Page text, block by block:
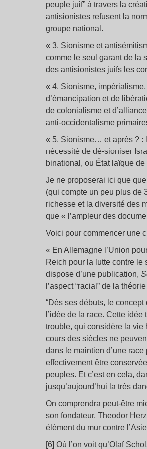
peuple juif” à travers la
antisionistes refusent la
groupe national.
« 3. Sionisme et
comme le seul garant de la
des antisionistes juifs les
« 4. Sionisme,
d’émancipation et de
de colonialisme et
anti-occidentalisme
« 5. Sionisme… et après ? :
nécessité de dé-sioniser
binational, ou État laïque
Je ne proposerai ici que
(qui compte un peu plus de
richesse et la diversité des
que « l’ampleur des
Voici pour commencer une
« En Allemagne l’Union
Reich pour la lutte contre le
dispose d’une publication,
l’aspect “racial” de la
“Dès ses débuts, le
l’idée de la race. Cette
trouble, qui considère la vie
cours des siècles ne
dans le maintien d’une
effectivement être
peuples. Et c’est en cela,
jusqu’aujourd’hui la très
On comprendra peut-être
son fondateur, Theodor
élément du mur contre
[6] Où l’on voit qu’Olaf